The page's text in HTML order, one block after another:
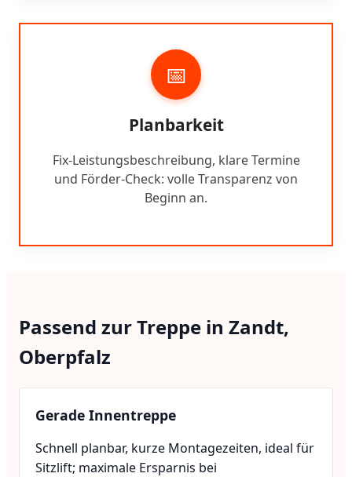
📅
Planbarkeit
Fix-Leistungsbeschreibung, klare Termine
und Förder-Check: volle Transparenz von
Beginn an.
Passend zur Treppe in Zandt,
Oberpfalz
Gerade Innentreppe
Schnell planbar, kurze Montagezeiten, ideal für
Sitzlift; maximale Ersparnis bei